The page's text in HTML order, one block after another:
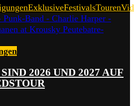
ExklusiveFestivalsTouren
2026 UND 2027 AUF